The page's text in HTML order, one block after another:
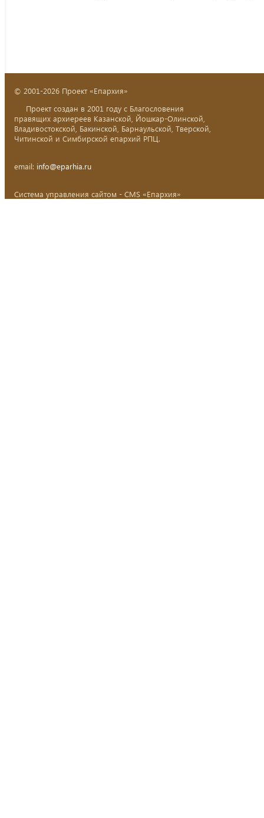
© 2001-2026 Проект «Епархия»
Проект создан в 2001 году с Благословения
правящих архиереев Казанской, Йошкар-Олинской,
Владивостокской, Бакинской, Барнаульской, Тверской,
Читинской и Симбирской епархий РПЦ.
email: info@eparhia.ru
Система управления сайтом - CMS «Епархия»